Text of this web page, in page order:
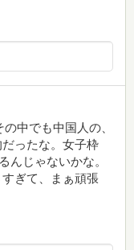
中でも中国人の、
ったな。女子枠
んじゃないかな。
ぎて、まぁ頑張